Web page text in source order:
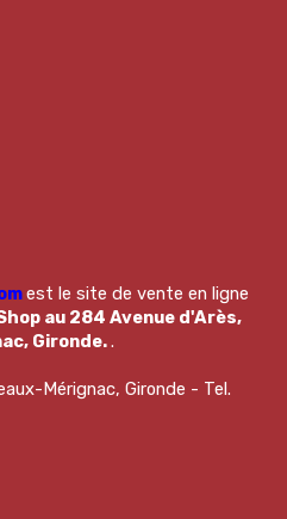
est le site de vente en ligne
au 284 Avenue d'Arès,
Gironde..
Mérignac, Gironde - Tel.